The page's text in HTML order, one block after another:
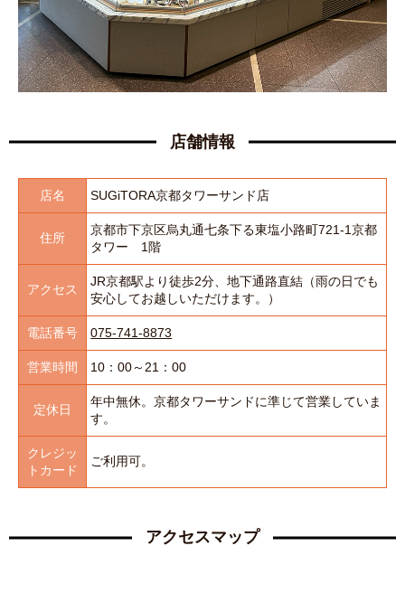
店舗情報
店名 SUGiTORA京都タワーサンド店
住所
京都市下京区烏丸通七条下る東塩小路町721-1京都
タワー 1階
アクセス
JR京都駅より徒歩2分、地下通路直結（雨の日でも
安心してお越しいただけます。）
電話番号 075-741-8873
営業時間 10：00～21：00
定休日
年中無休。京都タワーサンドに準じて営業していま
す。
クレジッ
トカード
ご利用可。
アクセスマップ